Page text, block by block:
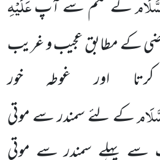
کے حکم سے آپ
کے مطابق عجیب و غریب
کرتا اور غوطہ خور
کے لئے سمندر سے موتی
سے پہلے سمندر سے موتی